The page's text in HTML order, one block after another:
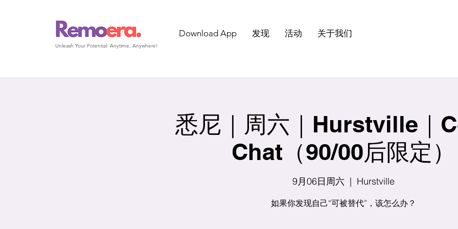
Download App 发现 活动 关于我们
Unleash Your Potential: Anytime, Anywhere!
悉尼｜周六｜Hurstville｜
Chat（90/00后限定）
9月06日周六
  |
Hurstville
如果你发现自己“可被替代”，该怎么办？